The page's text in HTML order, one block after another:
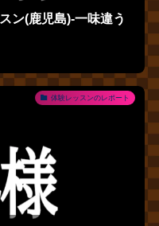
ン(鹿児島)‐一味違う
体験レッスンのレポート